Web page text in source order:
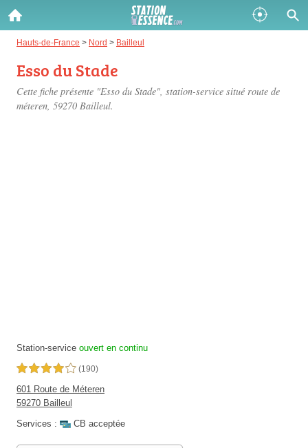
Hauts-de-France > Nord > Bailleul
Esso du Stade
Cette fiche présente "Esso du Stade", station-service situé route de
méteren, 59270 Bailleul.
Station-service ouvert en continu
4,0 étoiles sur 5 (190)
601 Route de Méteren
59270 Bailleul
Services :
CB acceptée
Gazole :
Disponible
SP 98 :